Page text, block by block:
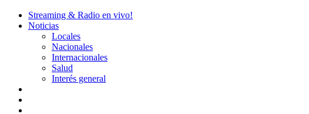
Streaming & Radio en vivo!
Noticias
Locales
Nacionales
Internacionales
Salud
Interés general